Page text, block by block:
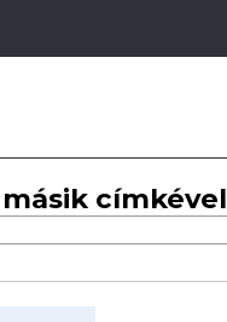
címkével